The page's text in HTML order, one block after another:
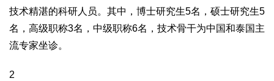
技术精湛的科研人员。其中，博士研究生5名，硕士研究生5
名，高级职称3名，中级职称6名，技术骨干为中国和泰国主
流专家坐诊。
2